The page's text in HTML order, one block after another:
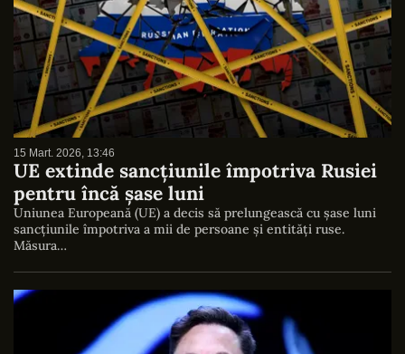
15 Mart. 2026, 13:46
UE extinde sancțiunile împotriva Rusiei
pentru încă șase luni
Uniunea Europeană (UE) a decis să prelungească cu șase luni
sancțiunile împotriva a mii de persoane și entități ruse.
Măsura…